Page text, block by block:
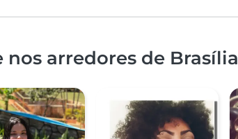
arredores de Brasília